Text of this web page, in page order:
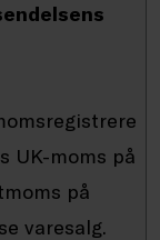
UK-moms på
på
varesalg.